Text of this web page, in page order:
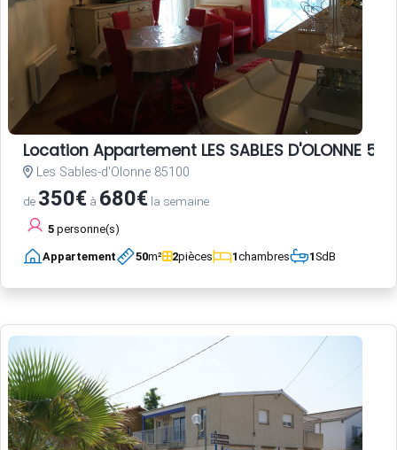
Location Appartement LES SABLES D'OLONNE 5
Les Sables-d'Olonne 85100
de 350€ à 680€ la semaine
5 personne(s)
Appartement 50m² 2pièces 1chambres 1SdB